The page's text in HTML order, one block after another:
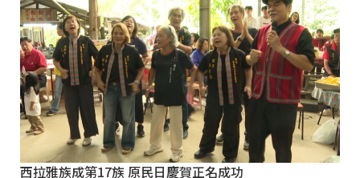
西拉雅族成第17族 原民日慶賀正名成功